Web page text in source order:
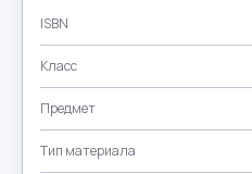
ISBN
Класс
Предмет
Тип материала